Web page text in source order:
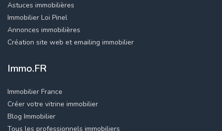
Astuces immobilières
Immobilier Loi Pinel
Annonces immobilières
Création site web et emailing immobilier
Immo.FR
Immobilier France
Créer votre vitrine immobilier
Blog Immobilier
Tous les professionnels immobiliers